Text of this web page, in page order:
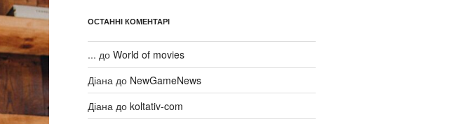
ОСТАННІ КОМЕНТАРІ
... до World of movies
Діана до NewGameNews
Діана до koltativ-com